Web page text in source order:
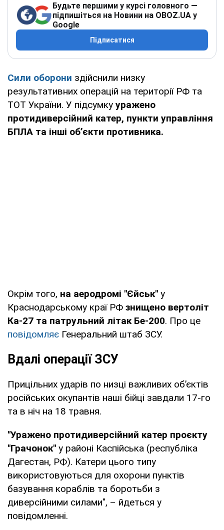
Будьте першими у курсі головного —
підпишіться на Новини на OBOZ.UA у
Google
Підписатися
Сили оборони здійснили низку
результативних операцій на території РФ та
ТОТ України. У підсумку уражено
протидиверсійний катер, пункти управління
БПЛА та інші об’єкти противника.
Окрім того, на аеродромі "Єйськ" у
Краснодарському краї РФ знищено вертоліт
Ка-27 та патрульний літак Бе-200. Про це
повідомляє Генеральний штаб ЗСУ.
Вдалі операції ЗСУ
Прицільних ударів по низці важливих об’єктів
російських окупантів наші бійці завдали 17-го
та в ніч на 18 травня.
"Уражено протидиверсійний катер проєкту
"Грачонок" у районі Каспійська (республіка
Дагестан, РФ). Катери цього типу
використовуються для охорони пунктів
базування кораблів та боротьби з
диверсійними силами", – йдеться у
повідомленні.